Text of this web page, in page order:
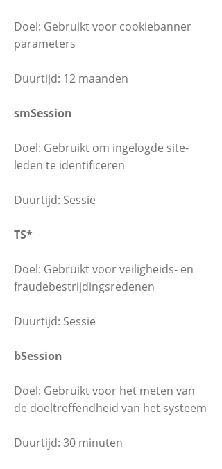
Doel: Gebruikt voor cookiebanner
parameters
Duurtijd: 12 maanden
smSession
Doel: Gebruikt om ingelogde site-
leden te identificeren
Duurtijd: Sessie
TS*
Doel: Gebruikt voor veiligheids- en
fraudebestrijdingsredenen
Duurtijd: Sessie
bSession
Doel: Gebruikt voor het meten van
de doeltreffendheid van het systeem
Duurtijd: 30 minuten